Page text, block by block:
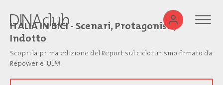
ITALIA IN BICI - Scenari, Protagonisti,
Indotto
Scopri la prima edizione del Report sul cicloturismo firmato da
Repower e IULM